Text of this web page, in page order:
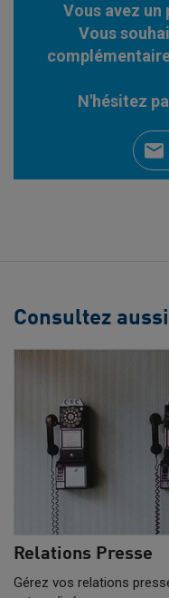
Vous avez
Vous
N'hésitez
Consultez aussi
Relations Presse
Gérez vos relations